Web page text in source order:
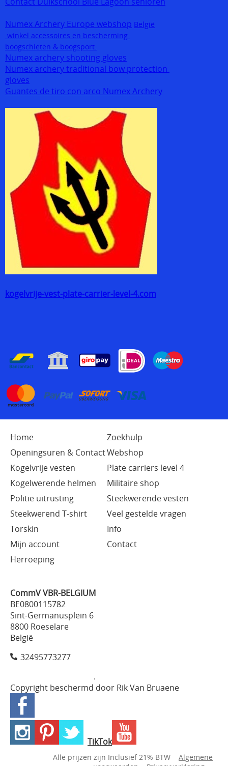
Numex Archery Europe webshop België
winkel accessoires en bescherming
boogschieten & boogsport.
Numex archery shooting gloves
Numex archery traditional bow protection
gloves
Guantes de tiro con arco Numex Archery
kogelvrije-vest-plate-carrier-level-4.com
Home
Zoekhulp
Openingsuren & ContactWebshop
Kogelvrije vesten
Plate carriers level 4
Kogelwerende helmen
Militaire shop
Politie uitrusting
Steekwerende vesten
Steekwerend T-shirt
Veel gestelde vragen
Torskin
Info
Mijn account
Contact
Herroeping
CommV VBR-BELGIUM
BE0800115782
Sint-Germanusplein 6
8800 Roeselare
België
32495773277
.
Copyright beschermd door Rik Van Bruaene
TikTok
Alle prijzen zijn Inclusief 21% BTW
Algemene